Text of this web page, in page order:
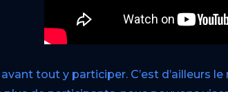
avant tout y participer. C’est